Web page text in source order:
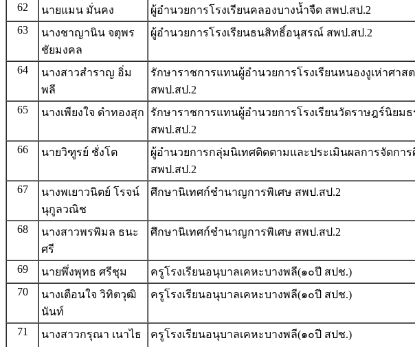
62 นายแมน มั่นคง ผู้อำนวยการโรงเรียนคลองบางน้ำจืด สพป.สป.2
63
นางชาญานิน จตุพร
ชัยมงคล
ผู้อำนวยการโรงเรียนธนสิทธิ์อนุสรณ์ สพป.สป.2
64
นางสาวสำราญ อิ่ม
พลี
รักษาราชการแทนผู้อำนวยการโรงเรียนหนองงูเห่าศาสต
สพป.สป.2
65 นางเพียงใจ ดำทองสุก
รักษาราชการแทนผู้อำนวยการโรงเรียนวัดราษฎร์นิยมธ
สพป.สป.2
66 นายวิฑูรย์ ชั่งโต
ผู้อำนวยการกลุ่มนิเทศติดตามและประเมินผลการจัดกา
สพป.สป.2
67
นางพเยาวนิตย์ โรจน์
นุกูลวณิช
ศึกษานิเทศก์ชำนาญการพิเศษ สพป.สป.2
68
นางสาวพรพิมล ธนะ
ศรี
ศึกษานิเทศก์ชำนาญการพิเศษ สพป.สป.2
69 นายพึ่งพุทธ ศรีชุม ครูโรงเรียนอนุบาลเคหะบางพลี(๑๐ปี สปช.)
70
นางเตือนใจ วิทิตวุฒิ
นันท์
ครูโรงเรียนอนุบาลเคหะบางพลี(๑๐ปี สปช.)
71
นางสาวกรุณา เนาไธ
ครูโรงเรียนอนุบาลเคหะบางพลี(๑๐ปี สปช.)